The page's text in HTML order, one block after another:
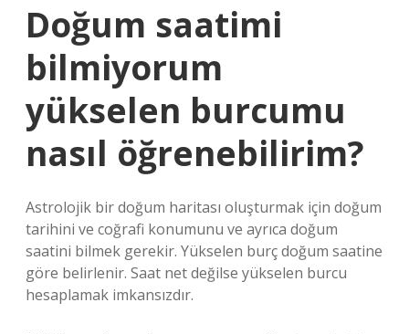
Doğum saatimi
bilmiyorum
yükselen burcumu
nasıl öğrenebilirim?
Astrolojik bir doğum haritası oluşturmak için doğum
tarihini ve coğrafi konumunu ve ayrıca doğum
saatini bilmek gerekir. Yükselen burç doğum saatine
göre belirlenir. Saat net değilse yükselen burcu
hesaplamak imkansızdır.